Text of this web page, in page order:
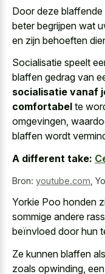
Door deze
beter begrijpen wat
en zijn behoeften
Socialisatie speelt
blaffen gedrag van
socialisatie vanaf
comfortabel te
omgevingen,
blaffen wordt
A different take:
Bron: youtube.com
Yorkie Poo honden
sommige andere
beïnvloed door hun
Ze kunnen blaffen
zoals opwinding,